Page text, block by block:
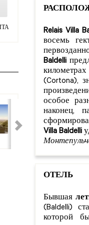
Relais Villa
восемь
Baldelli
(Cortona),
особое
наконец,
Villa Baldelli
ОТЕЛЬ
Бывшая
(Baldelli)
которой